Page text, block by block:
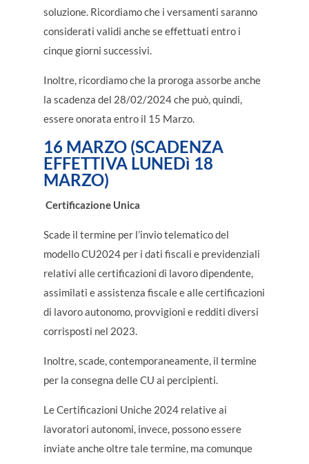
soluzione. Ricordiamo che i versamenti saranno
considerati validi anche se effettuati entro i
cinque giorni successivi.
Inoltre, ricordiamo che la proroga assorbe anche
la scadenza del 28/02/2024 che può, quindi,
essere onorata entro il 15 Marzo.
16 MARZO (SCADENZA
EFFETTIVA LUNEDì 18
MARZO)
Certificazione Unica
Scade il termine per l’invio telematico del
modello CU2024 per i dati fiscali e previdenziali
relativi alle certificazioni di lavoro dipendente,
assimilati e assistenza fiscale e alle certificazioni
di lavoro autonomo, provvigioni e redditi diversi
corrisposti nel 2023.
Inoltre, scade, contemporaneamente, il termine
per la consegna delle CU ai percipienti.
Le Certificazioni Uniche 2024 relative ai
lavoratori autonomi, invece, possono essere
inviate anche oltre tale termine, ma comunque